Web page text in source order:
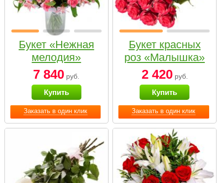
Заказать в один клик
Букет «Нежная
мелодия»
7 840 руб.
Купить
Заказать в один клик
Букет красных
роз «Малышка»
2 420руб.
Купить